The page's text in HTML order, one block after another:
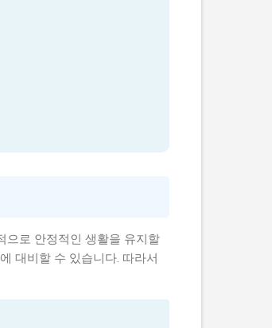
으로 안정적인 생활을 유지할
대비할 수 있습니다. 따라서